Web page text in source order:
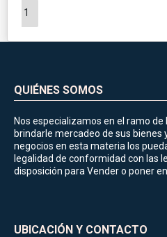
1
QUIÉNES SOMOS
Nos especializamos en el ramo de
brindarle mercadeo de sus bienes
negocios en esta materia los
legalidad de conformidad con las
disposición para Vender o poner
UBICACIÓN Y CONTACTO